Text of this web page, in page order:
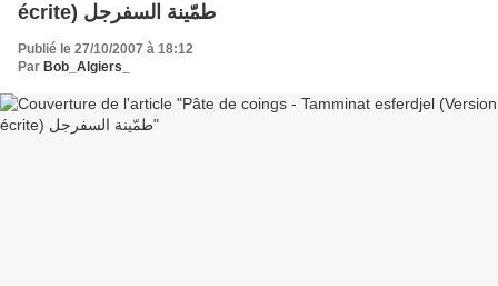
écrite) طمّينة السفرجل
Publié le 27/10/2007 à 18:12
Par Bob_Algiers_